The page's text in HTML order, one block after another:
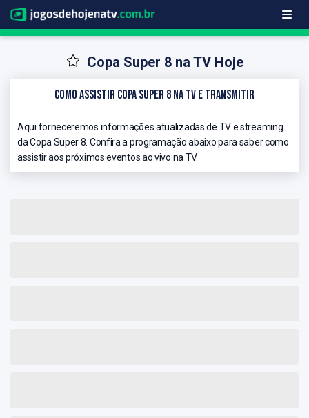
Copa Super 8 na TV Hoje
Como Assistir Copa Super 8 na TV e Transmitir
Aqui forneceremos informações atualizadas de TV e streaming
da Copa Super 8. Confira a programação abaixo para saber como
assistir aos próximos eventos ao vivo na TV.